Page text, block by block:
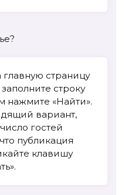
страницу
строку
нажмите «Найти».
вариант,
гостей
публикация
клавишу